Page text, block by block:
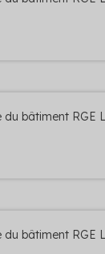
du bâtiment RGE
du bâtiment RGE